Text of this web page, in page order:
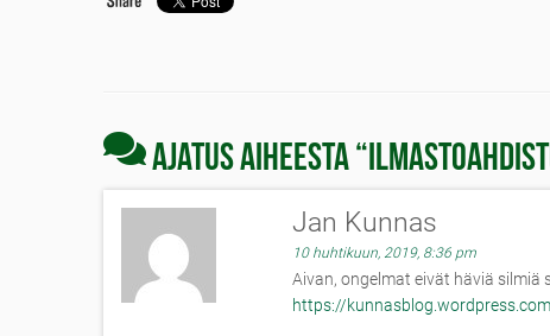
Ajatus aiheesta “
Jan Kunnas
10 huhtikuun, 2019, 8:36 pm
Aivan, ongelmat eivät häviä
https://